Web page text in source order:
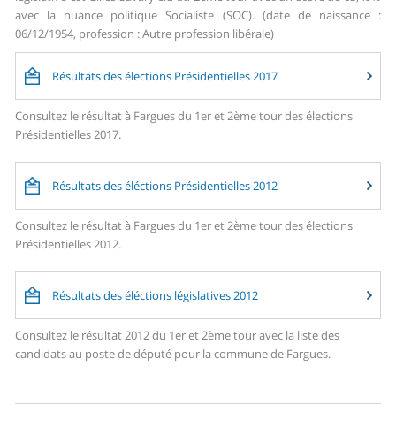
avec la nuance politique Socialiste (SOC). (date de naissance :
06/12/1954, profession : Autre profession libérale)
Résultats des élections Présidentielles 2017
Consultez le résultat à Fargues du 1er et 2ème tour des élections
Présidentielles 2017.
Résultats des éléctions Présidentielles 2012
Consultez le résultat à Fargues du 1er et 2ème tour des élections
Présidentielles 2012.
Résultats des éléctions législatives 2012
Consultez le résultat 2012 du 1er et 2ème tour avec la liste des
candidats au poste de député pour la commune de Fargues.